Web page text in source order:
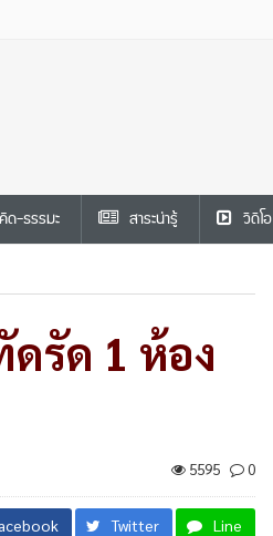
ด-ธรรมะ สาระน่ารู้ วีดีโอ
รัด 1 ห้อง
5595 0
Twitter Line